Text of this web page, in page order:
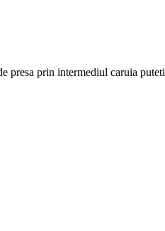
prin intermediul caruia